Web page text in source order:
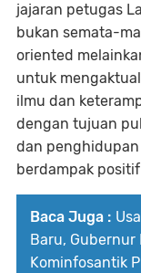
jajaran petugas
bukan semata-
oriented
untuk
ilmu dan
dengan tujuan
dan
berdampak
Baca Juga :
Baru, Gubernur
Kominfosantik